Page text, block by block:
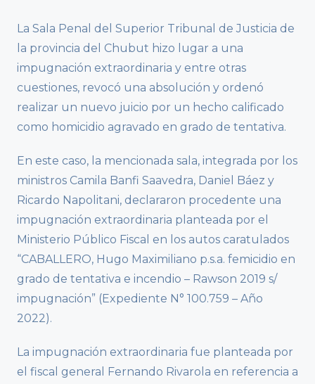
La Sala Penal del Superior Tribunal de Justicia de
la provincia del Chubut hizo lugar a una
impugnación extraordinaria y entre otras
cuestiones, revocó una absolución y ordenó
realizar un nuevo juicio por un hecho calificado
como homicidio agravado en grado de tentativa.
En este caso, la mencionada sala, integrada por los
ministros Camila Banfi Saavedra, Daniel Báez y
Ricardo Napolitani, declararon procedente una
impugnación extraordinaria planteada por el
Ministerio Público Fiscal en los autos caratulados
“CABALLERO, Hugo Maximiliano p.s.a. femicidio en
grado de tentativa e incendio – Rawson 2019 s/
impugnación” (Expediente N° 100.759 – Año
2022).
La impugnación extraordinaria fue planteada por
el fiscal general Fernando Rivarola en referencia a